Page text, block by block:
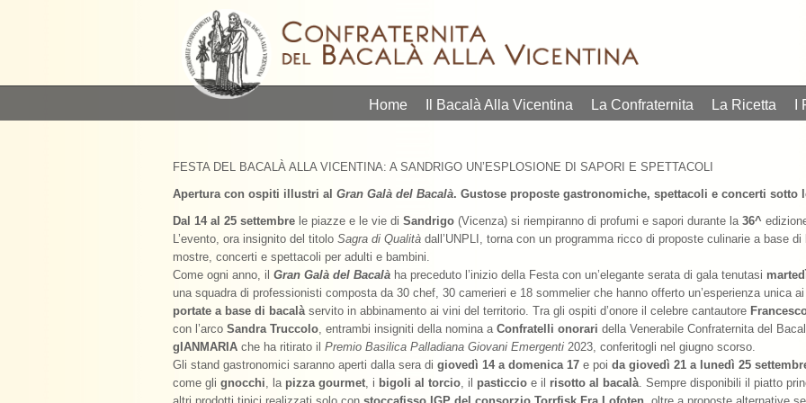
Home Il Bacalà Alla Vicentina La Confraternita La Ricetta
FESTA DEL BACALÀ ALLA VICENTINA: A SANDRIGO UN’ESPLOSIONE DI SAPORI E SPETTACOLI
Apertura con ospiti illustri al Gran Galà del Bacalà. Gustose proposte gastronomiche, spettacoli e concerti sotto
Dal 14 al 25 settembre le piazze e le vie di Sandrigo (Vicenza) si riempiranno di profumi e sapori durante la 36^
L’evento, ora insignito del titolo Sagra di Qualità dall’UNPLI, torna con un programma ricco di proposte culinarie a base
mostre, concerti e spettacoli per adulti e bambini.
Come ogni anno, il Gran Galà del Bacalà ha preceduto l’inizio della Festa con un’elegante serata di gala tenutasi
una squadra di professionisti composta da 30 chef, 30 camerieri e 18 sommelier che hanno offerto un’esperienza unica
portate a base di bacalàservito in abbinamento ai vini del territorio. Tra gli ospiti d’onore il celebre cantautore
con l’arco Sandra Truccolo, entrambi insigniti della nomina a Confratelli onorari della Venerabile Confraternita del
gIANMARIA che ha ritirato il Premio Basilica Palladiana Giovani Emergenti 2023, conferitogli nel giugno scorso.
Gli stand gastronomici saranno aperti dalla sera di giovedì 14 a domenica 17 e poi da giovedì 21 a lunedì 25
come gli gnocchi, lapizza gourmet, i bigoli al torcio, il pasticcio e il risotto al bacalà. Sempre disponibili il piatto